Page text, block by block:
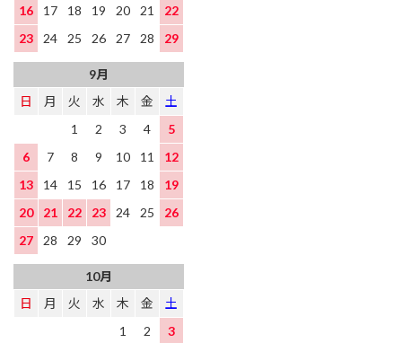
16
17 18 19 20 21
22
23
24 25 26 27 28 29
9月
日
月 火 水 木 金
土
1
2 3 4
5
6
7 8 9 10 11
12
13
14 15 16 17 18
19
20
21 22 23 24 25
26
27
28 29 30
10月
日
月 火 水 木 金
土
1
2
3